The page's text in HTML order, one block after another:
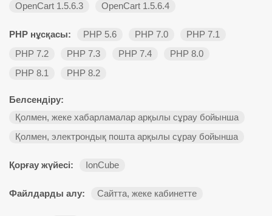
OpenCart 1.5.6.3
OpenCart 1.5.6.4
PHP нұсқасы: PHP 5.6 PHP 7.0
PHP 7.1
PHP 7.2
PHP 7.3 PHP 7.4
PHP 8.0
PHP 8.1
PHP 8.2
Белсендіру:
Қолмен, жеке хабарламалар арқылы сұрау бойынша
Қолмен, электрондық пошта арқылы сұрау бойынша
Қорғау жүйесі: IonCube
Файлдарды алу: Сайтта, жеке кабинетте